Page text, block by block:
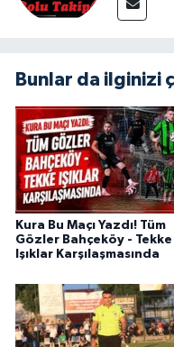
Bunlar da ilginizi
Kura Bu Maçı Yazdı! Tüm
Gözler Bahçeköy - Tekke
Işıklar Karşılaşmasında